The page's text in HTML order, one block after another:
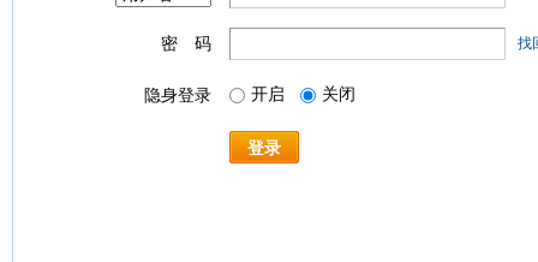
密 码 找
隐身登录 开启 关闭
登录